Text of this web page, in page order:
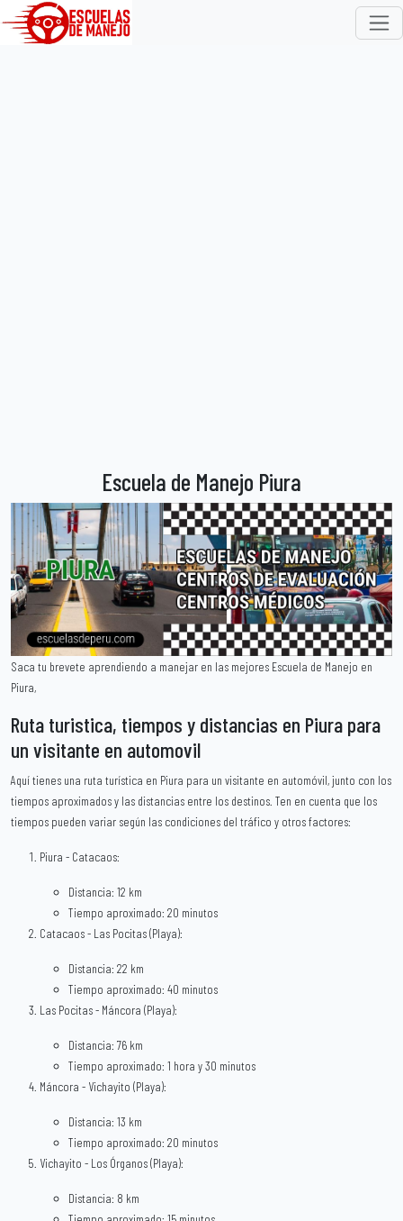
Escuela de Manejo Piura
Saca tu brevete aprendiendo a manejar en las mejores Escuela de Manejo en
Piura,
Ruta turistica, tiempos y distancias en Piura para
un visitante en automovil
Aquí tienes una ruta turística en Piura para un visitante en automóvil, junto con los
tiempos aproximados y las distancias entre los destinos. Ten en cuenta que los
tiempos pueden variar según las condiciones del tráfico y otros factores:
Piura - Catacaos:
Distancia: 12 km
Tiempo aproximado: 20 minutos
Catacaos - Las Pocitas (Playa):
Distancia: 22 km
Tiempo aproximado: 40 minutos
Las Pocitas - Máncora (Playa):
Distancia: 76 km
Tiempo aproximado: 1 hora y 30 minutos
Máncora - Vichayito (Playa):
Distancia: 13 km
Tiempo aproximado: 20 minutos
Vichayito - Los Órganos (Playa):
Distancia: 8 km